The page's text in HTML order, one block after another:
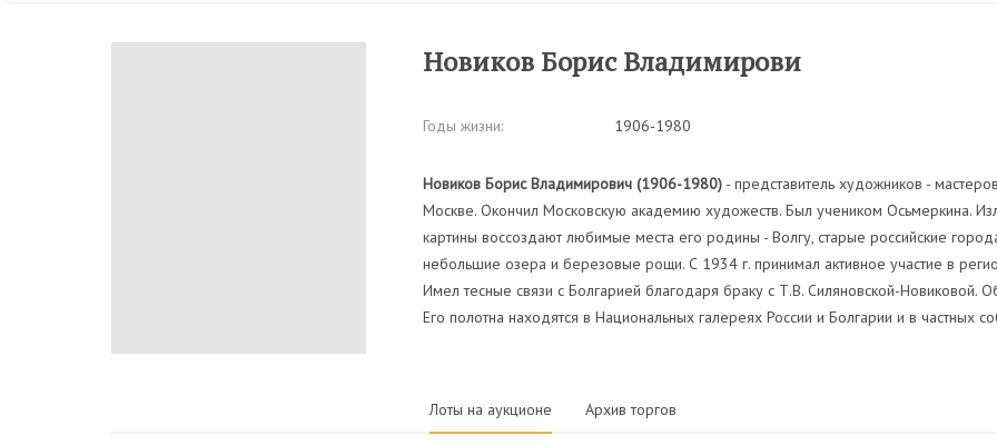
Новиков Борис Владимирови
Годы жизни: 1906-1980
Новиков Борис Владимирович (1906-1980)- представитель художников -
Москве. Окончил Московскую академию художеств. Был учеником Осьмеркина.
картины воссоздают любимые места его родины - Волгу, старые российские
небольшие озера и березовые рощи. С 1934 г. принимал активное участие в
Имел тесные связи с Болгарией благодаря браку с Т.В. Силяновской-Новиковой.
Его полотна находятся в Национальных галереях России и Болгарии и в частных
Лоты на аукционе Архив торгов